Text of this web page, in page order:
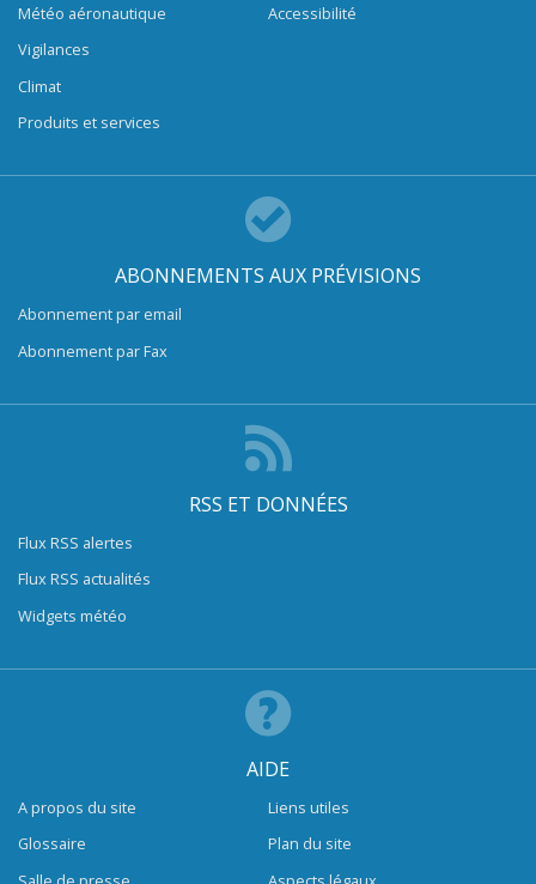
Météo aéronautique
Vigilances
Climat
Produits et services
Accessibilité
ABONNEMENTS AUX PRÉVISIONS
Abonnement par email
Abonnement par Fax
RSS ET DONNÉES
Flux RSS alertes
Flux RSS actualités
Widgets météo
AIDE
A propos du site
Glossaire
Liens utiles
Plan du site